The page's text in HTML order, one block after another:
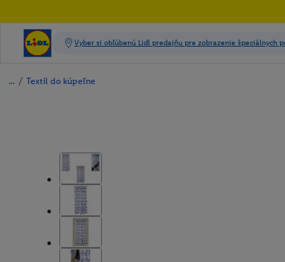
/ Textil do kúpeľne